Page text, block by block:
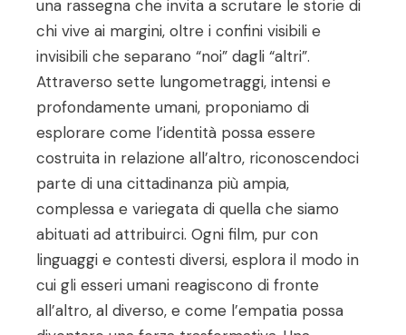
una rassegna che invita a scrutare le storie di
chi vive ai margini, oltre i confini visibili e
invisibili che separano “noi” dagli “altri”.
Attraverso sette lungometraggi, intensi e
profondamente umani, proponiamo di
esplorare come l’identità possa essere
costruita in relazione all’altro, riconoscendoci
parte di una cittadinanza più ampia,
complessa e variegata di quella che siamo
abituati ad attribuirci. Ogni film, pur con
linguaggi e contesti diversi, esplora il modo in
cui gli esseri umani reagiscono di fronte
all’altro, al diverso, e come l’empatia possa